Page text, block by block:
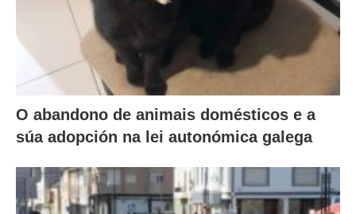
O abandono de animais domésticos e a
súa adopción na lei autonómica galega